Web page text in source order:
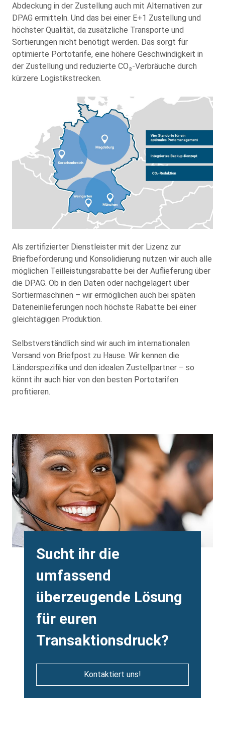
Abdeckung in der Zustellung auch mit Alternativen zur
DPAG ermitteln. Und das bei einer E+1 Zustellung und
höchster Qualität, da zusätzliche Transporte und
Sortierungen nicht benötigt werden. Das sorgt für
optimierte Portotarife, eine höhere Geschwindigkeit in
der Zustellung und reduzierte CO₂-Verbräuche durch
kürzere Logistikstrecken.
Als zertifizierter Dienstleister mit der Lizenz zur
Briefbeförderung und Konsolidierung nutzen wir auch alle
möglichen Teilleistungsrabatte bei der Auflieferung über
die DPAG. Ob in den Daten oder nachgelagert über
Sortiermaschinen – wir ermöglichen auch bei späten
Dateneinlieferungen noch höchste Rabatte bei einer
gleichtägigen Produktion.
Selbstverständlich sind wir auch im internationalen
Versand von Briefpost zu Hause. Wir kennen die
Länderspezifika und den idealen Zustellpartner – so
könnt ihr auch hier von den besten Portotarifen
profitieren.
Background
Image
Heading
Sucht ihr die
umfassend
überzeugende Lösung
für euren
Transaktionsdruck?
Kontaktiert uns!